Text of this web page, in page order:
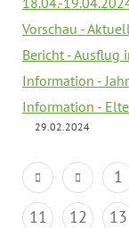
Vorschau -
Bericht - Ausflug
Information -
Information -
29.02.2024
1
11
12 13